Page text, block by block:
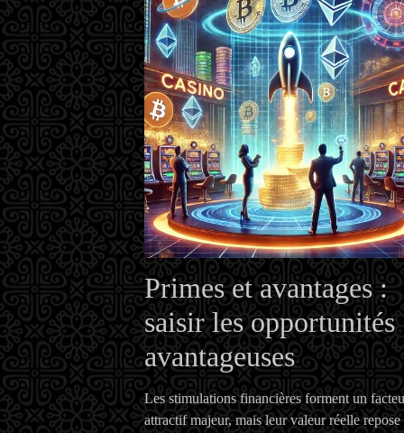
Primes et avantages :
saisir les opportunités
avantageuses
Les stimulations financières forment un
attractif majeur, mais leur valeur réelle repose